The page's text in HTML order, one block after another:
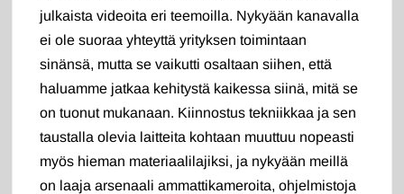
julkaista videoita eri teemoilla. Nykyään kanavalla
ei ole suoraa yhteyttä yrityksen toimintaan
sinänsä, mutta se vaikutti osaltaan siihen, että
haluamme jatkaa kehitystä kaikessa siinä, mitä se
on tuonut mukanaan. Kiinnostus tekniikkaa ja sen
taustalla olevia laitteita kohtaan muuttuu nopeasti
myös hieman materiaalilajiksi, ja nykyään meillä
on laaja arsenaali ammattikameroita, ohjelmistoja